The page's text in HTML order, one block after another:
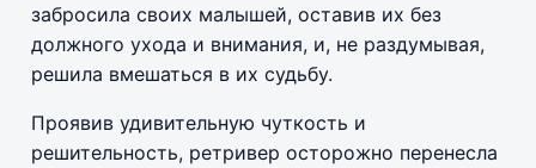
забросила своих малышей, оставив их без
должного ухода и внимания, и, не раздумывая,
решила вмешаться в их судьбу.
Проявив удивительную чуткость и
решительность, ретривер осторожно перенесла